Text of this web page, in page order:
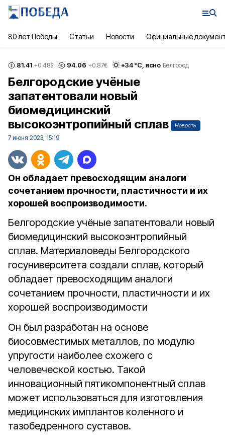
80 лет Победы Статьи Новости Официальные
81.41 +0.48$ 94.06 +0.87€ +34°С, ясно Белгород
Белгородские учёные
запатентовали новый
биомедицинский
высокоэнтропийный сплав
Новость
7 июня 2023, 15:19
Он обладает превосходящим аналоги
сочетанием прочности, пластичности и их
хорошей воспроизводимости.
Белгородские учёные запатентовали новый
биомедицинский высокоэнтропийный
сплав. Материаловеды Белгородского
госуниверситета создали сплав, который
обладает превосходящим аналоги
сочетанием прочности, пластичности и их
хорошей воспроизводимости
Он был разработан на основе
биосовместимых металлов, по модулю
упругости наиболее схожего с
человеческой костью. Такой
инновационный пятикомпонентный сплав
может использоваться для изготовления
медицинских имплантов коленного и
тазобедренного суставов.